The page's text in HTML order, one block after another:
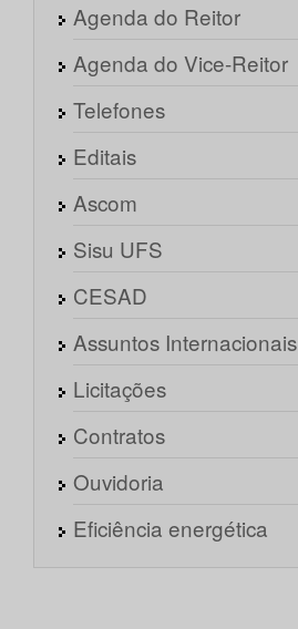
Agenda do Reitor
Agenda do Vice-Reitor
Telefones
Editais
Ascom
Sisu UFS
CESAD
Assuntos Internacionais
Licitações
Contratos
Ouvidoria
Eficiência energética